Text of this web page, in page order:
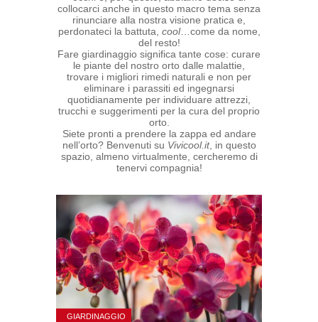
collocarci anche in questo macro tema senza
rinunciare alla nostra visione pratica e,
perdonateci la battuta, cool…come da nome,
del resto!
Fare giardinaggio significa tante cose: curare
le piante del nostro orto dalle malattie,
trovare i migliori rimedi naturali e non per
eliminare i parassiti ed ingegnarsi
quotidianamente per individuare attrezzi,
trucchi e suggerimenti per la cura del proprio
orto.
Siete pronti a prendere la zappa ed andare
nell’orto? Benvenuti su Vivicool.it, in questo
spazio, almeno virtualmente, cercheremo di
tenervi compagnia!
GIARDINAGGIO